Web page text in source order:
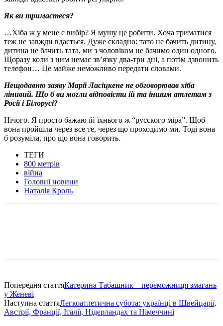
Як ви тримаєтеся?
…Хіба ж у мене є вибір? Я мушу це робити. Хоча триматися
теж не завжди вдається. Дуже складно: тато не бачить дитину,
дитина не бачить тата, ми з чоловіком не бачимо один одного.
Щоразу коли з ним немає зв’язку два-три дні, а потім дзвонить
телефон… Це майже неможливо передати словами.
Нещодавню заяву Марії Ласіцкене не обговорював хіба
лінивий. Що б ви могли відповісти їй та іншим атлетам з
Росії і Білорусі?
Нічого. Я просто бажаю їй їхнього ж “русского міра”. Щоб
вона пройшла через все те, через що проходимо ми. Тоді вона
б розуміла, про що вона говорить.
ТЕГИ
800 метрів
війна
Головні новини
Наталія Кроль
Попередня статтяКатерина Табашник – переможниця змагань
у Женеві
Наступна статтяЛегкоатлетична субота: українці в Швейцарії,
Австрії, Франції, Італії, Нідерландах та Німеччині